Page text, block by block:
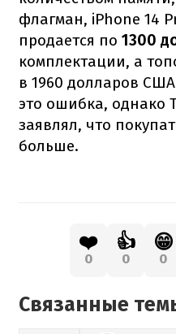
флагман, iPhone 14
продается по 1300
комплектации, а
в 1960 долларов
это ошибка, однако
заявлял, что
больше.
❤️
0
👍
0
😁
0
Связанные